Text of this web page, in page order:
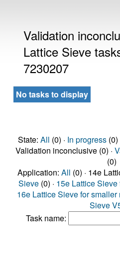
Validation
Lattice Sieve
7230207
No tasks to display
State: All (0) · In progress(0)
Validation inconclusive (0) ·
(0)
Application: All (0) · 14e
Sieve (0) · 15e Lattice
16e Lattice Sieve for smaller
Sieve
Task name: